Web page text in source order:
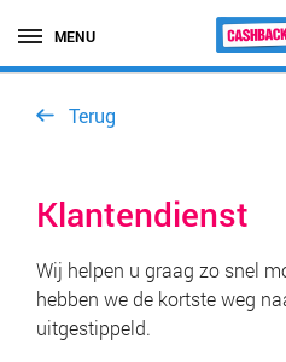
MENU
Terug
Klantendienst
Wij helpen u graag zo snel
hebben we de kortste weg
uitgestippeld.